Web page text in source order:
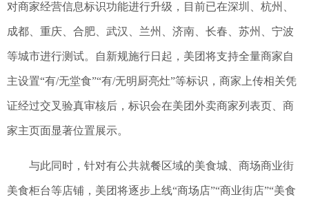
对商家经营信息标识功能进行升级，目前已在深圳、杭州、
成都、重庆、合肥、武汉、兰州、济南、长春、苏州、宁波
等城市进行测试。自新规施行日起，美团将支持全量商家自
主设置“有/无堂食”“有/无明厨亮灶”等标识，商家上传相关凭
证经过交叉验真审核后，标识会在美团外卖商家列表页、商
家主页面显著位置展示。
与此同时，针对有公共就餐区域的美食城、商场商业街
美食柜台等店铺，美团将逐步上线“商场店”“商业街店”“美食